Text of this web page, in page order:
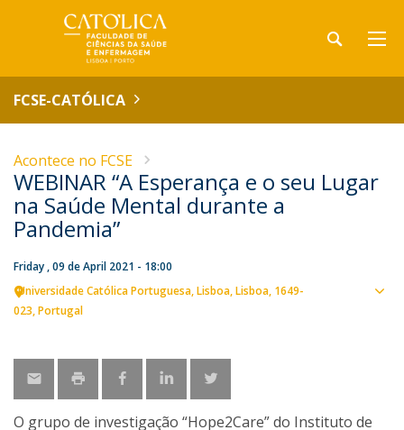
FCSE-CATÓLICA
Acontece no FCSE
WEBINAR “A Esperança e o seu Lugar
na Saúde Mental durante a
Pandemia”
Friday , 09 de April 2021 - 18:00
Universidade Católica Portuguesa Lisboa Lisboa 1649-
023 Portugal
O grupo de investigação “Hope2Care” do Instituto de